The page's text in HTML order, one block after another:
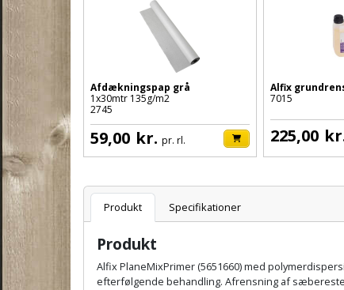
Afdækningspap grå
1x30mtr 135g/m2
2745
59,00 kr. pr. rl.
Alfix
7015
225,00
Produkt
Specifikationer
Produkt
Alfix PlaneMixPrimer (5651660) med
efterfølgende behandling. Afrensning af